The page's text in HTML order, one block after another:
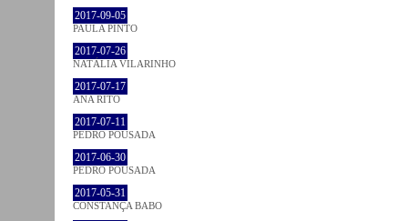
2017-09-05
PAULA PINTO
2017-07-26
NATÁLIA VILARINHO
2017-07-17
ANA RITO
2017-07-11
PEDRO POUSADA
2017-06-30
PEDRO POUSADA
2017-05-31
CONSTANÇA BABO